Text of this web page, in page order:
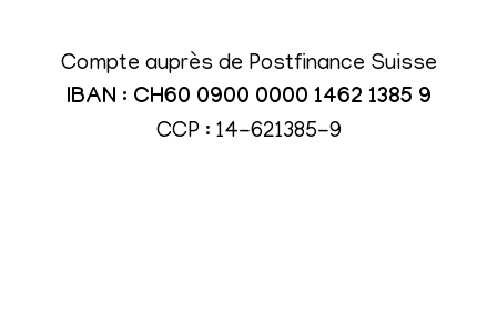
Compte auprès de Postfinance Suisse
IBAN : CH60 0900 0000 1462 1385 9
CCP : 14-621385-9